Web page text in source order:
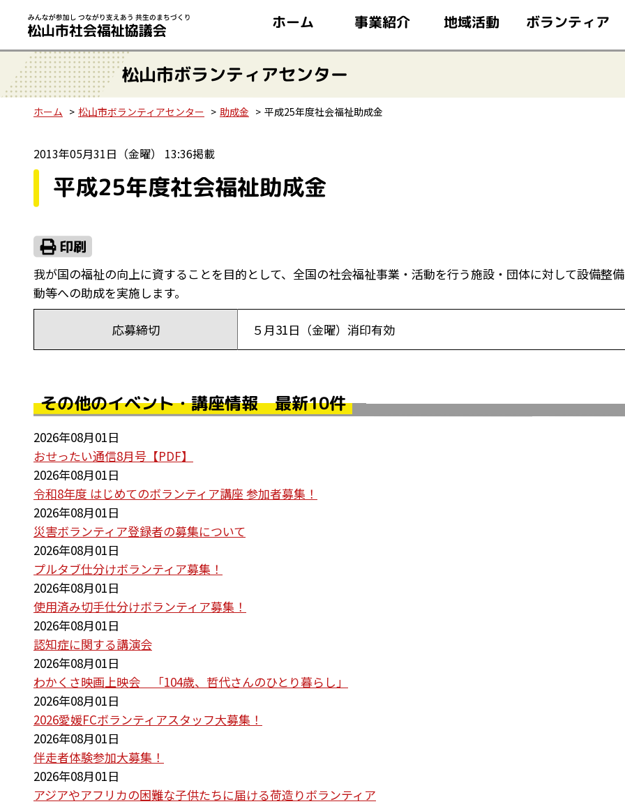
ホーム 事業紹介 地域活動 ボランティア
松山市ボランティアセンター
ホーム 松山市ボランティアセンター 助成金 平成25年度社会福祉助成金
2013年05月31日（金曜） 13:36掲載
平成25年度社会福祉助成金
我が国の福祉の向上に資することを目的として、全国の社会福祉事業・活動を行う施設・団体に対して設備整
動等への助成を実施します。
応募締切 ５月31日（金曜）消印有効
その他のイベント・講座情報 最新10件
2026年08月01日
おせったい通信8月号【PDF】
2026年08月01日
令和8年度 はじめてのボランティア講座 参加者募集！
2026年08月01日
災害ボランティア登録者の募集について
2026年08月01日
プルタブ仕分けボランティア募集！
2026年08月01日
使用済み切手仕分けボランティア募集！
2026年08月01日
認知症に関する講演会
2026年08月01日
わかくさ映画上映会 「104歳、哲代さんのひとり暮らし」
2026年08月01日
2026愛媛FCボランティアスタッフ大募集！
2026年08月01日
伴走者体験参加大募集！
2026年08月01日
アジアやアフリカの困難な子供たちに届ける荷造りボランティア